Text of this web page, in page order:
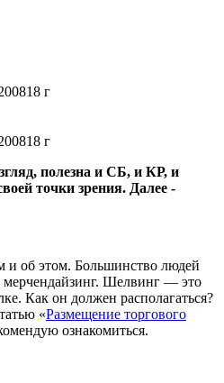
18 г
18 г
полезна и СБ, и КР, и
точки зрения. Далее -
и об этом. Большинство людей
мерчендайзинг. Шелвинг — это
Как он должен располагаться?
«Размещение торгового
ознакомиться.